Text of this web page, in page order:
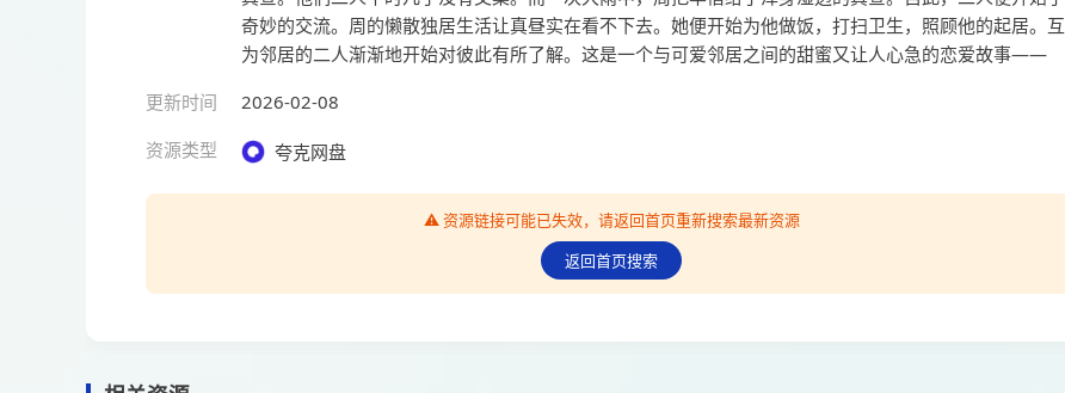
奇妙的交流。周的懒散独居生活让真昼实在看不下去。她便开始为他做饭，打扫卫生，照顾他的起居。互
为邻居的二人渐渐地开始对彼此有所了解。这是一个与可爱邻居之间的甜蜜又让人心急的恋爱故事——
更新时间
2026-02-08
资源类型
夸克网盘
⚠️ 资源链接可能已失效，请返回首页重新搜索最新资源
返回首页搜索